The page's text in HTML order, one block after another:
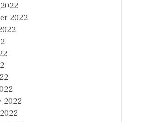
2022
2022